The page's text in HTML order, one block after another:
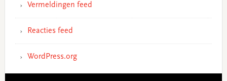
Vermeldingen feed
Reacties feed
WordPress.org